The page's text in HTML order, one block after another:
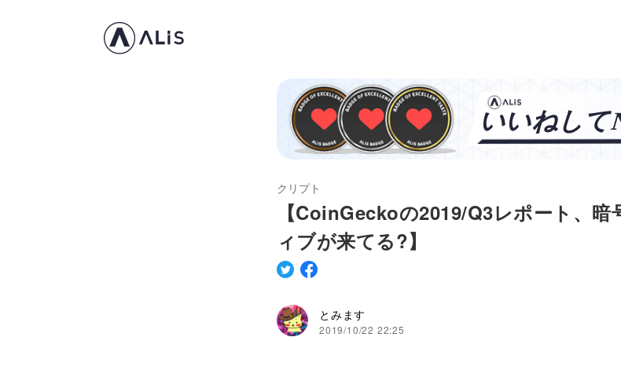
クリプト
【CoinGeckoの2019/Q3レポート、
ィブが来てる?】
とみます
2019/10/22 22:25